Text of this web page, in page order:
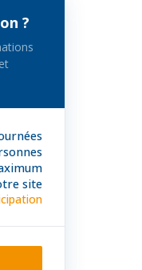
?
site